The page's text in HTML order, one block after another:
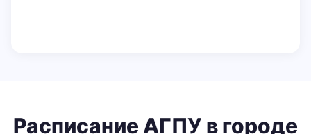
Расписание АГПУ в городе